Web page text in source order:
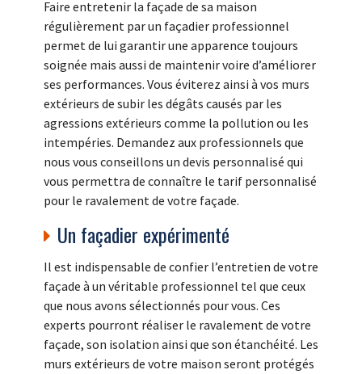
Faire entretenir la façade de sa maison
régulièrement par un façadier professionnel
permet de lui garantir une apparence toujours
soignée mais aussi de maintenir voire d’améliorer
ses performances. Vous éviterez ainsi à vos murs
extérieurs de subir les dégâts causés par les
agressions extérieurs comme la pollution ou les
intempéries. Demandez aux professionnels que
nous vous conseillons un devis personnalisé qui
vous permettra de connaître le tarif personnalisé
pour le ravalement de votre façade.
Un façadier expérimenté
Il est indispensable de confier l’entretien de votre
façade à un véritable professionnel tel que ceux
que nous avons sélectionnés pour vous. Ces
experts pourront réaliser le ravalement de votre
façade, son isolation ainsi que son étanchéité. Les
murs extérieurs de votre maison seront protégés